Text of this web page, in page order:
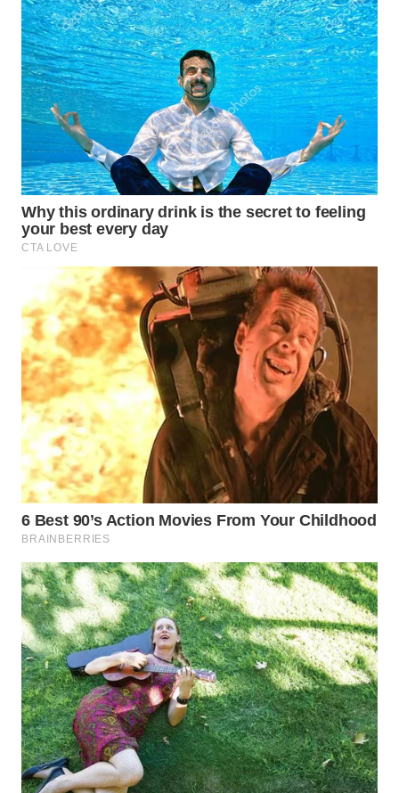
WN
TANJUNG
LESUNG
WN
KARO
WN
SIMALUNGUN
WN
WN
TAPANULI
TENGAH
WN DELI
SERDANG
WN
TEBING
TINGGI
WN
PAKPAK
WN
KARAWANG
WN
BEKASI
WN
BOGOR